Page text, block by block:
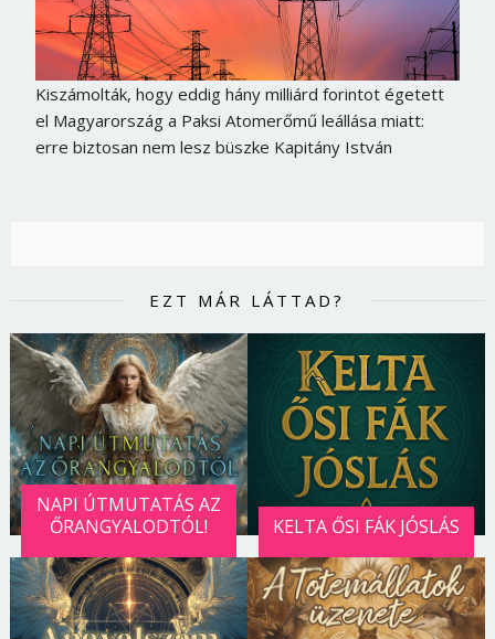
Kiszámolták, hogy eddig hány milliárd forintot égetett
el Magyarország a Paksi Atomerőmű leállása miatt:
erre biztosan nem lesz büszke Kapitány István
EZT MÁR LÁTTAD?
NAPI ÚTMUTATÁS AZ
ŐRANGYALODTÓL!
KELTA ŐSI FÁK JÓSLÁS